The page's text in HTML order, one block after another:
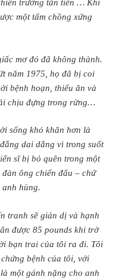
trường tân tiến … Khi
một tấm chồng xứng
mơ đó đã không thành.
năm 1975, họ đã bị coi
bệnh hoạn, thiếu ăn và
chịu đựng trong rừng…
sống khó khăn hơn là
dai dẳng vì trong suốt
sĩ bị bỏ quên trong một
ông chiến đấu – chứ
hùng.
tranh sẽ giản dị và hạnh
được 85 pounds khi trở
bạn trai của tôi ra đi. Tôi
bệnh của tôi, với
một gánh nặng cho anh